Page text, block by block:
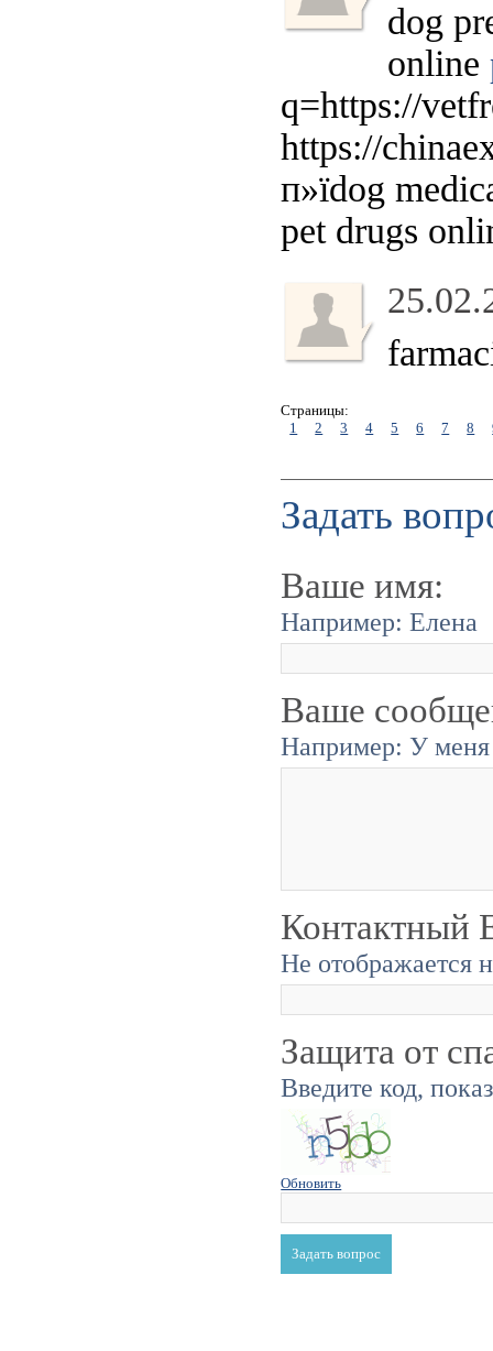
dog
online
q=https://
https://
п»їdog
pet drugs
Страницы:
1
2 3 4 5 6 7 8
Задать
Ваше имя:
Например: Елена
Ваше
Например: У меня
Контактный
Не отображается
Защита от
Введите код,
Обновить